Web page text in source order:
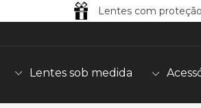
Lentes com
Lentes sob medida